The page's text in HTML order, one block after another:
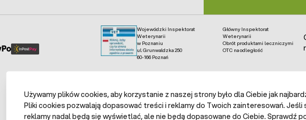
Wojewódzki Inspektorat
Weterynarii
w Poznaniu
ul. Grunwaldzka 250
60-166 Poznań
Główny Inspektorat
Weterynarii
Obrót produktami leczniczymi
OTC na odległość
Używamy plików cookies, aby korzystanie z naszej strony było dla Ciebie jak
Pliki cookies pozwalają dopasować treści i reklamy do Twoich zainteresowań. Jeśli
reklamy nadal będą się wyświetlać, ale nie będą dopasowane do Ciebie. Sprawdź